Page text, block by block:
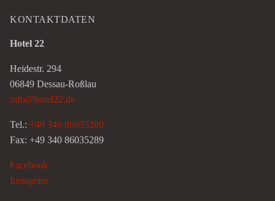
KONTAKTDATEN
Hotel 22
Heidestr. 294
06849 Dessau-Roßlau
info@hotel22.de
Tel.: +49 340 86035280
Fax: +49 340 86035289
Facebook
Instagram